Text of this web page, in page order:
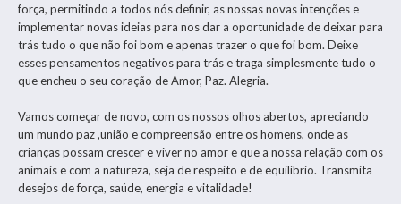
força, permitindo a todos nós definir, as nossas novas intenções e
implementar novas ideias para nos dar a oportunidade de deixar para
trás tudo o que não foi bom e apenas trazer o que foi bom. Deixe
esses pensamentos negativos para trás e traga simplesmente tudo o
que encheu o seu coração de Amor, Paz. Alegria.
Vamos começar de novo, com os nossos olhos abertos, apreciando
um mundo paz ,união e compreensão entre os homens, onde as
crianças possam crescer e viver no amor e que a nossa relação com os
animais e com a natureza, seja de respeito e de equilíbrio. Transmita
desejos de força, saúde, energia e vitalidade!